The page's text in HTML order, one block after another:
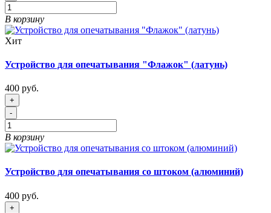
В корзину
Хит
Устройство для опечатывания "Флажок" (латунь)
400 руб.
+
-
В корзину
Устройство для опечатывания со штоком (алюминий)
400 руб.
+